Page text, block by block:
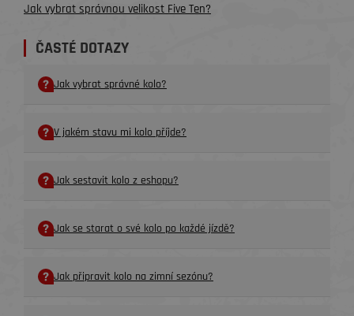
Jak vybrat správnou velikost Five Ten?
ČASTÉ DOTAZY
Jak vybrat správné kolo?
V jakém stavu mi kolo příjde?
Jak sestavit kolo z eshopu?
Jak se starat o své kolo po každé jízdě?
Jak připravit kolo na zimní sezónu?